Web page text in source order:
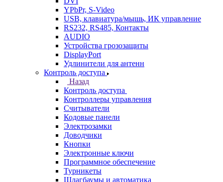
YPbPr, S-Video
USB, клавиатура/мышь, ИК управление
RS232, RS485, Контакты
AUDIO
Устройства грозозащиты
DisplayPort
Удлинители для антенн
Контроль доступа
Назад
Контроль доступа
Контроллеры управления
Считыватели
Кодовые панели
Электрозамки
Доводчики
Кнопки
Электронные ключи
Программное обеспечение
Турникеты
Шлагбаумы и автоматика